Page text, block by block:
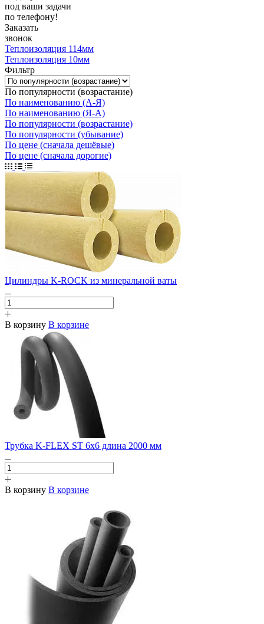
под ваши задачи
по телефону!
Заказать
звонок
Теплоизоляция 114мм
Теплоизоляция 10мм
Фильтр
По популярности (возрастание)
По наименованию (А-Я)
По наименованию (Я-А)
По популярности (возрастание)
По популярности (убывание)
По цене (сначала дешёвые)
По цене (сначала дорогие)
Цилиндры K-ROCK из минеральной ваты
В корзину В корзине
Трубка K-FLEX ST 6х6 длина 2000 мм
В корзину В корзине